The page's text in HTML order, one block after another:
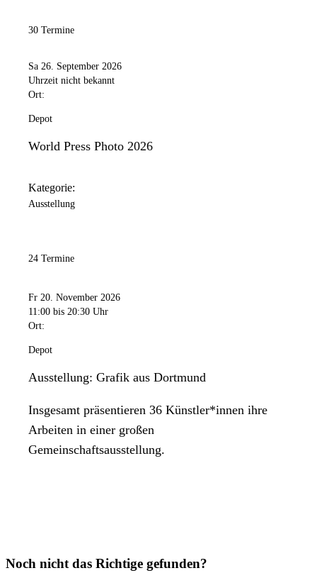
30 Termine
Sa 26. September 2026
Uhrzeit nicht bekannt
Ort:
Depot
World Press Photo 2026
Kategorie:
Ausstellung
24 Termine
Fr 20. November 2026
11:00 bis 20:30 Uhr
Ort:
Depot
Ausstellung: Grafik aus Dortmund
Insgesamt präsentieren 36 Künstler*innen ihre
Arbeiten in einer großen
Gemeinschaftsausstellung.
Noch nicht das Richtige gefunden?